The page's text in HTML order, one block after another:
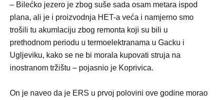
– Bilećko jezero je zbog suše sada osam metara ispod
plana, ali je i proizvodnja HET-a veća i namjerno smo
trošili tu akumlaciju zbog remonta koji su bili u
prethodnom periodu u termoelektranama u Gacku i
Ugljeviku, kako se ne bi morala kupovati struja na
inostranom tržištu – pojasnio je Koprivica.
On je naveo da je ERS u prvoj polovini ove godine morao